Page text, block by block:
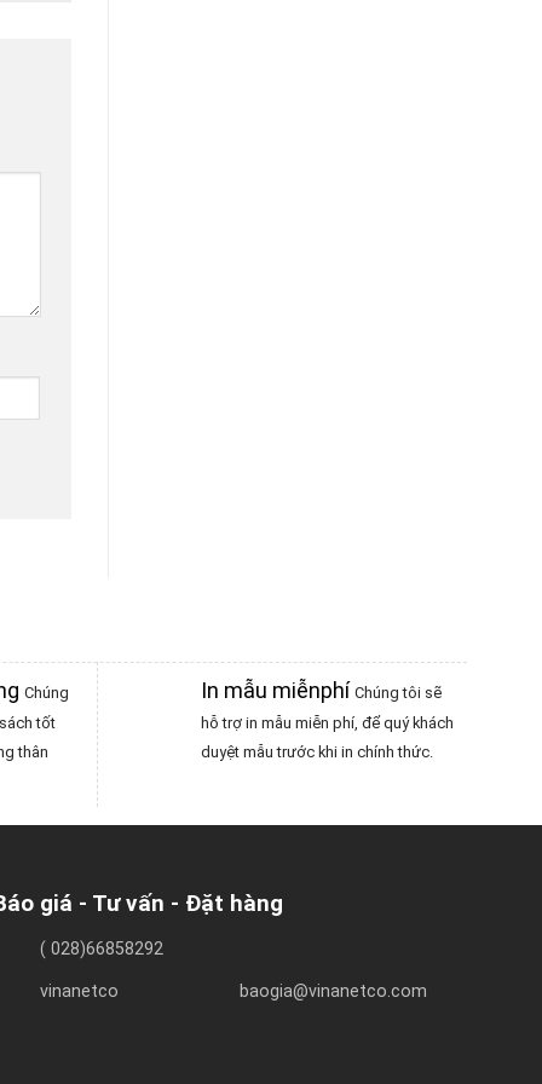
Chúng
tốt
thân
In mẫu miễnphíChúng tôi sẽ
hỗ trợ in mẫu miễn phí, để quý khách
duyệt mẫu trước khi in chính thức.
giá - Tư vấn - Đặt hàng
( 028)66858292
vinanetco baogia@vinanetco.com